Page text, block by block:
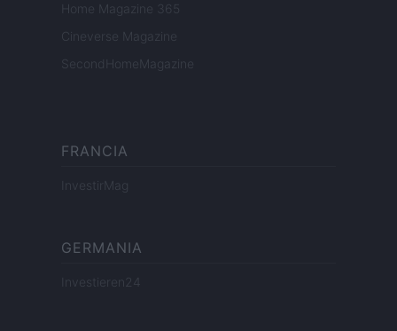
Home Magazine 365
Cineverse Magazine
SecondHomeMagazine
FRANCIA
InvestirMag
GERMANIA
Investieren24